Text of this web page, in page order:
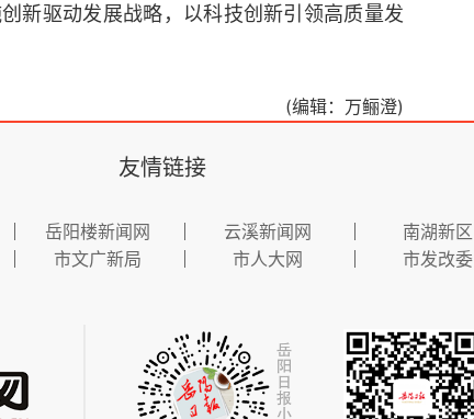
新驱动发展战略，以科技创新引领高质量发
(编辑：万鲡澄)
友情链接
岳阳楼新闻网 云溪新闻网 南湖新区
市文广新局 市人大网 市发改委